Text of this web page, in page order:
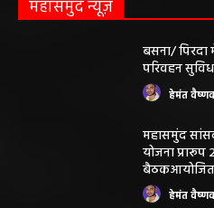
महासमुंद न्यूज़
बसना/ पिरदा
परिवहन
हेमंत
महासमुंद
योजना
बैठकआयोजित
हेमंत